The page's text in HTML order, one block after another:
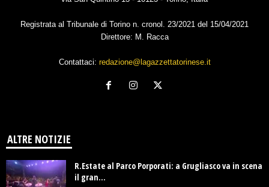
Registrata al Tribunale di Torino n. cronol. 23/2021 del 15/04/2021
Direttore: M. Racca
Contattaci: redazione@lagazzettatorinese.it
ALTRE NOTIZIE
R.Estate al Parco Porporati: a Grugliasco va in scena
il gran...